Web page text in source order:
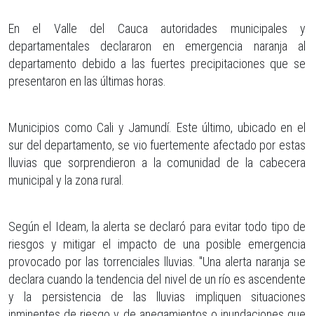
En el Valle del Cauca autoridades municipales y
departamentales declararon en emergencia naranja al
departamento debido a las fuertes precipitaciones que se
presentaron en las últimas horas.
Municipios como Cali y Jamundí. Este último, ubicado en el
sur del departamento, se vio fuertemente afectado por estas
lluvias que sorprendieron a la comunidad de la cabecera
municipal y la zona rural.
Según el Ideam, la alerta se declaró para evitar todo tipo de
riesgos y mitigar el impacto de una posible emergencia
provocado por las torrenciales lluvias. "Una alerta naranja se
declara cuando la tendencia del nivel de un río es ascendente
y la persistencia de las lluvias impliquen situaciones